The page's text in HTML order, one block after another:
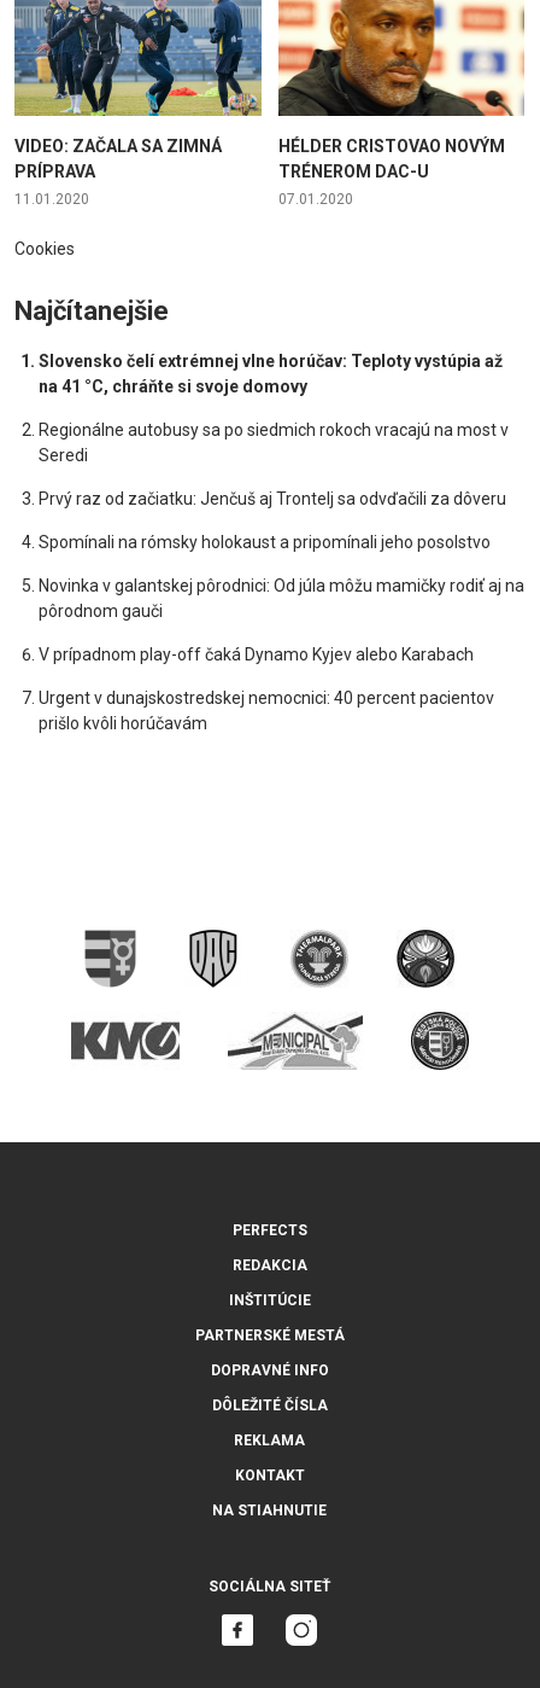
VIDEO: ZAČALA SA ZIMNÁ
PRÍPRAVA
11.01.2020
HÉLDER CRISTOVAO NOVÝM
TRÉNEROM DAC-U
07.01.2020
Cookies
Najčítanejšie
Slovensko čelí extrémnej vlne horúčav: Teploty vystúpia až
na 41 °C, chráňte si svoje domovy
Regionálne autobusy sa po siedmich rokoch vracajú na most v
Seredi
Prvý raz od začiatku: Jenčuš aj Trontelj sa odvďačili za dôveru
Spomínali na rómsky holokaust a pripomínali jeho posolstvo
Novinka v galantskej pôrodnici: Od júla môžu mamičky rodiť aj na
pôrodnom gauči
V prípadnom play-off čaká Dynamo Kyjev alebo Karabach
Urgent v dunajskostredskej nemocnici: 40 percent pacientov
prišlo kvôli horúčavám
PERFECTS
REDAKCIA
INŠTITÚCIE
PARTNERSKÉ MESTÁ
DOPRAVNÉ INFO
DÔLEŽITÉ ČÍSLA
REKLAMA
KONTAKT
NA STIAHNUTIE
SOCIÁLNA SITEŤ